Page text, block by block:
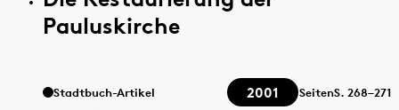
Pauluskirche
Stadtbuch-Artikel 2001 SeitenS. 268–271